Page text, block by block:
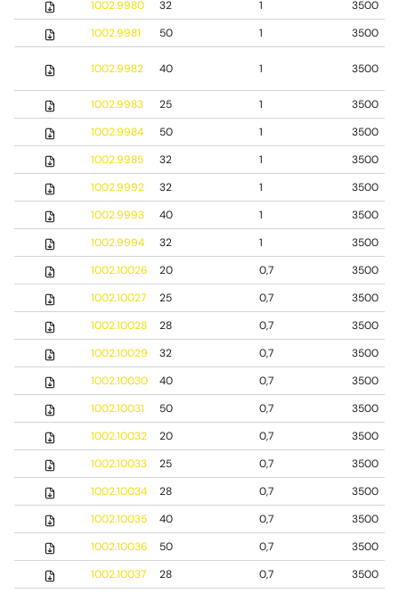
1002.9980 32 1
3500
1002.9981
50 1 3500
1002.9982 40 1 3500
1002.9983 25 1
3500
1002.9984
50 1
3500
1002.9985
32 1
3500
1002.9992
32 1
3500
1002.9993
40 1
3500
1002.9994
32 1
3500
1002.10026
20 0,7
3500
1002.10027
25 0,7
3500
1002.10028
28 0,7
3500
1002.10029
32 0,7
3500
1002.10030
40 0,7
3500
1002.10031
50 0,7
3500
1002.10032
20 0,7
3500
1002.10033
25 0,7
3500
1002.10034
28 0,7
3500
1002.10035
40 0,7
3500
1002.10036
50 0,7
3500
1002.10037
28 0,7
3500